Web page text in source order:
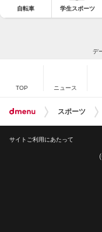
自転車 学生スポーツ
デ
TOP ニュース
スポーツ
サイトご利用にあたって